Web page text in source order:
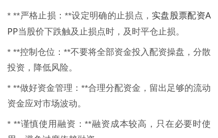
* **严格止损：**设定明确的止损点， 实盘股票配资A
PP当股价下跌触及止损点时，及时平仓止损。
* **控制仓位：**不要将全部资金投入配资操盘，分散
投资，降低风险。
* **做好资金管理：**合理分配资金，留出足够的流动
资金应对市场波动。
* **谨慎使用融资：**融资成本较高，只在必要时使